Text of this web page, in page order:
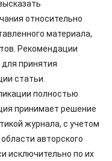
относительно
материала,
Рекомендации
принятия
статьи.
полностью
принимает решение
журнала, с учетом
авторского
исключительно по их